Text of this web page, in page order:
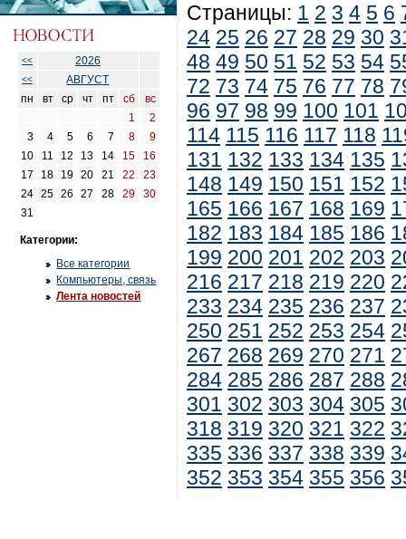
<< 2026
<<
АВГУСТ
пн
вт ср чт пт сб
вс
1
2
3
4 5 6 7 8
9
10
11 12 13 14 15
16
17
18 19 20 21 22
23
24
25 26 27 28 29
30
31
Категории:
Все категории
Компьютеры, связь
Лента новостей
Страницы: 1 2 3 4 5 6
24 25 26 27 28 29 30
48 49 50 51 52 53 54
72 73 74 75 76 77 78
96 97 98 99 100 101
114 115 116 117 118
131 132 133 134 135
148 149 150 151 152
165 166 167 168 169
182 183 184 185 186
199 200 201 202 203
216 217 218 219 220
233 234 235 236 237
250 251 252 253 254
267 268 269 270 271
284 285 286 287 288
301 302 303 304 305
318 319 320 321 322
335 336 337 338 339
352 353 354 355 356